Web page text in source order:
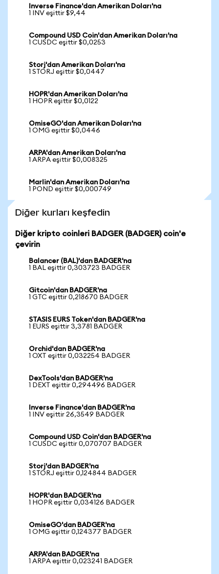
Inverse Finance'dan Amerikan Doları'na
1 INV eşittir $9,44
Compound USD Coin'dan Amerikan Doları'na
1 CUSDC eşittir $0,0253
Storj'dan Amerikan Doları'na
1 STORJ eşittir $0,0447
HOPR'dan Amerikan Doları'na
1 HOPR eşittir $0,0122
OmiseGO'dan Amerikan Doları'na
1 OMG eşittir $0,0446
ARPA'dan Amerikan Doları'na
1 ARPA eşittir $0,008325
Marlin'dan Amerikan Doları'na
1 POND eşittir $0,000749
Diğer kurları keşfedin
Diğer kripto coinleri BADGER (BADGER) coin'e
çevirin
Balancer (BAL)'dan BADGER'na
1 BAL eşittir 0,303723 BADGER
Gitcoin'dan BADGER'na
1 GTC eşittir 0,218670 BADGER
STASIS EURS Token'dan BADGER'na
1 EURS eşittir 3,3781 BADGER
Orchid'dan BADGER'na
1 OXT eşittir 0,032254 BADGER
DexTools'dan BADGER'na
1 DEXT eşittir 0,294496 BADGER
Inverse Finance'dan BADGER'na
1 INV eşittir 26,3549 BADGER
Compound USD Coin'dan BADGER'na
1 CUSDC eşittir 0,070707 BADGER
Storj'dan BADGER'na
1 STORJ eşittir 0,124844 BADGER
HOPR'dan BADGER'na
1 HOPR eşittir 0,034126 BADGER
OmiseGO'dan BADGER'na
1 OMG eşittir 0,124377 BADGER
ARPA'dan BADGER'na
1 ARPA eşittir 0,023241 BADGER